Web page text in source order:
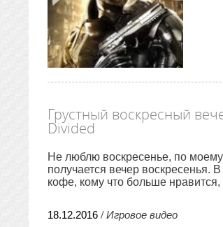
Грустный воскресный
Divided
Не люблю воскресенье, по
получается вечер воскресенья.
кофе, кому что больше
18.12.2016 / Игровое видео